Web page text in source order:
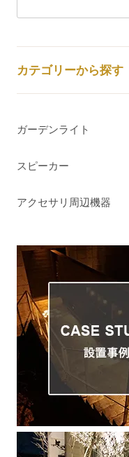
カテゴリーから探す
ガーデンライト
スピーカー
アクセサリ周辺機器